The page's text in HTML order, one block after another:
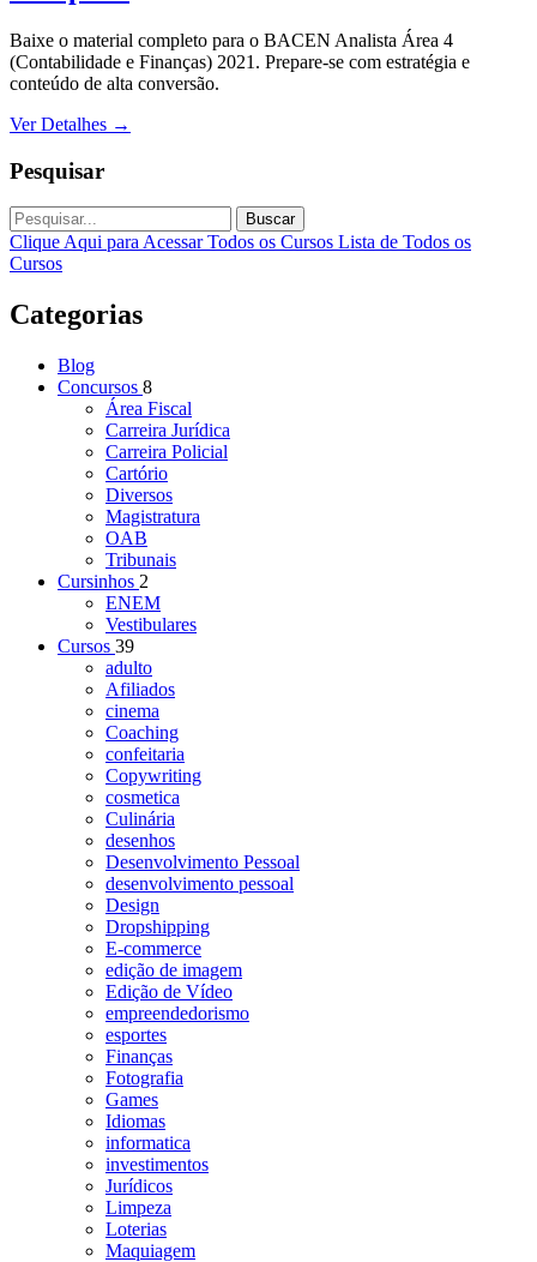
Baixe o material completo para o BACEN Analista Área 4
(Contabilidade e Finanças) 2021. Prepare-se com estratégia e
conteúdo de alta conversão.
Ver Detalhes →
Pesquisar
Buscar
Clique Aqui para Acessar Todos os Cursos Lista de Todos os
Cursos
Categorias
Blog
Concursos 8
Área Fiscal
Carreira Jurídica
Carreira Policial
Cartório
Diversos
Magistratura
OAB
Tribunais
Cursinhos 2
ENEM
Vestibulares
Cursos 39
adulto
Afiliados
cinema
Coaching
confeitaria
Copywriting
cosmetica
Culinária
desenhos
Desenvolvimento Pessoal
desenvolvimento pessoal
Design
Dropshipping
E-commerce
edição de imagem
Edição de Vídeo
empreendedorismo
esportes
Finanças
Fotografia
Games
Idiomas
informatica
investimentos
Jurídicos
Limpeza
Loterias
Maquiagem